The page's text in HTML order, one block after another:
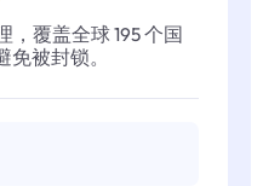
，覆盖全球 195 个国
被封锁。